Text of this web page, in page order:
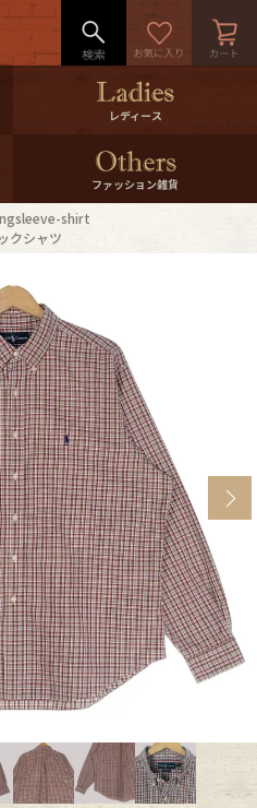
10％Offクーポンプレゼン
ト
クーポンプレゼント
LINE ID連携
International Shipping
特集一覧
スタッフコーディネート
古着卸DOCK
ゴリーから探す
Fafatt
レディース
ファッション雑貨
shirt
クシャツ